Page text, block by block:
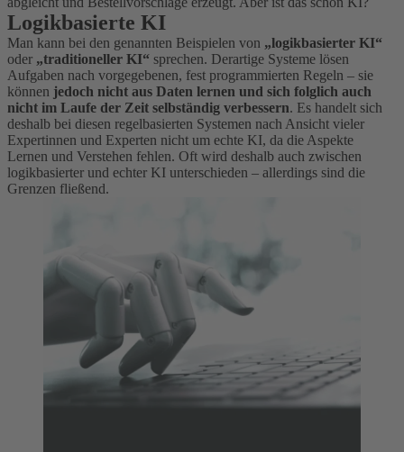
Logikbasierte KI
Man kann bei den genannten Beispielen von „logikbasierter KI“
oder „traditioneller KI“ sprechen. Derartige Systeme lösen
Aufgaben nach vorgegebenen, fest programmierten Regeln – sie
können jedoch nicht aus Daten lernen und sich folglich auch
nicht im Laufe der Zeit selbständig verbessern. Es handelt sich
deshalb bei diesen regelbasierten Systemen nach Ansicht vieler
Expertinnen und Experten nicht um echte KI, da die Aspekte
Lernen und Verstehen fehlen. Oft wird deshalb auch zwischen
logikbasierter und echter KI unterschieden – allerdings sind die
Grenzen fließend.